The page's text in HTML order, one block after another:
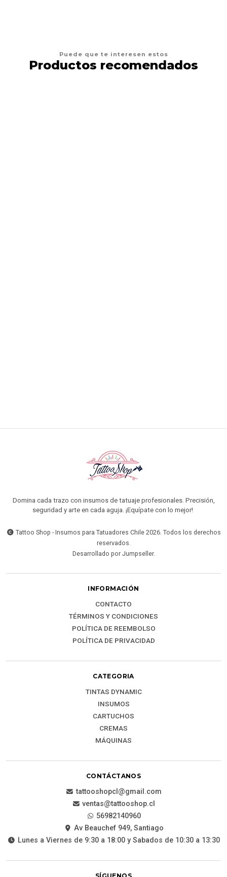
Puede que te interesen estos
Productos recomendados
Domina cada trazo con insumos de tatuaje profesionales. Precisión,
seguridad y arte en cada aguja. ¡Equípate con lo mejor!
Tattoo Shop - Insumos para Tatuadores Chile 2026. Todos los derechos
reservados.
Desarrollado por Jumpseller.
INFORMACIÓN
CONTACTO
TÉRMINOS Y CONDICIONES
POLÍTICA DE REEMBOLSO
POLÍTICA DE PRIVACIDAD
CATEGORIA
TINTAS DYNAMIC
INSUMOS
CARTUCHOS
CREMAS
MÁQUINAS
CONTÁCTANOS
tattooshopcl@gmail.com
ventas@tattooshop.cl
56982140960
Av Beauchef 949, Santiago
Lunes a Viernes de 9:30 a 18:00 y Sabados de 10:30 a 13:30